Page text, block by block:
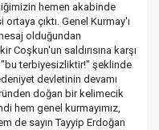
hemen akabinde
çıktı. Genel Kurmay'ı
olduğundan
Coşkun'un saldırısına karşı
"bu terbiyesizliktir!" şeklinde
devletinin devamı
doğan bir kelimecik
hem genel kurmayımız,
de sayın Tayyip Erdoğan